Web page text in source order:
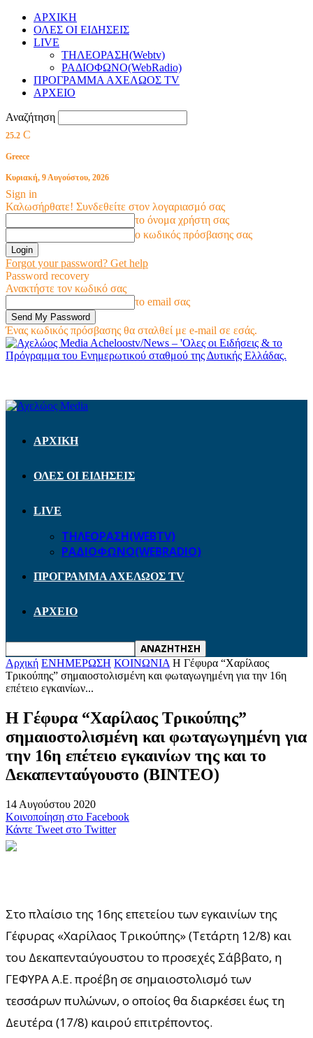
ΑΡΧΙΚΗ
ΟΛΕΣ ΟΙ ΕΙΔΗΣΕΙΣ
LIVE
ΤΗΛΕΟΡΑΣΗ(Webtv)
ΡΑΔΙΟΦΩΝΟ(WebRadio)
ΠΡΟΓΡΑΜΜΑ ΑΧΕΛΩΟΣ TV
ΑΡΧΕΙΟ
Αναζήτηση
25.2 C
Greece
Κυριακή, 9 Αυγούστου, 2026
Sign in
Καλωσήρθατε! Συνδεθείτε στον λογαριασμό σας
το όνομα χρήστη σας
ο κωδικός πρόσβασης σας
Forgot your password? Get help
Password recovery
Ανακτήστε τον κωδικό σας
το email σας
Ένας κωδικός πρόσβασης θα σταλθεί με e-mail σε εσάς.
Acheloostv/News – 'Ολες οι Ειδήσεις & το
Πρόγραμμα του Ενημερωτικού σταθμού της Δυτικής Ελλάδας.
ΑΡΧΙΚΗ
ΟΛΕΣ ΟΙ ΕΙΔΗΣΕΙΣ
LIVE
ΤΗΛΕΟΡΑΣΗ(WEBTV)
ΡΑΔΙΟΦΩΝΟ(WEBRADIO)
ΠΡΟΓΡΑΜΜΑ ΑΧΕΛΩΟΣ TV
ΑΡΧΕΙΟ
Αρχική ΕΝΗΜΕΡΩΣΗ ΚΟΙΝΩΝΙΑ Η Γέφυρα “Χαρίλαος
Τρικούπης” σημαιοστολισμένη και φωταγωγημένη για την 16η
επέτειο εγκαινίων...
Η Γέφυρα “Χαρίλαος Τρικούπης”
σημαιοστολισμένη και φωταγωγημένη για
την 16η επέτειο εγκαινίων της και το
Δεκαπενταύγουστο (ΒΙΝΤΕΟ)
14 Αυγούστου 2020
Κοινοποίηση στο Facebook
Κάντε Tweet στο Twitter
Στο πλαίσιο της 16ης επετείου των εγκαινίων της
Γέφυρας «Χαρίλαος Τρικούπης» (Τετάρτη 12/8) και
του Δεκαπενταύγουστου το προσεχές Σάββατο, η
ΓΕΦΥΡΑ Α.Ε. προέβη σε σημαιοστολισμό των
τεσσάρων πυλώνων, ο οποίος θα διαρκέσει έως τη
Δευτέρα (17/8) καιρού επιτρέποντος.